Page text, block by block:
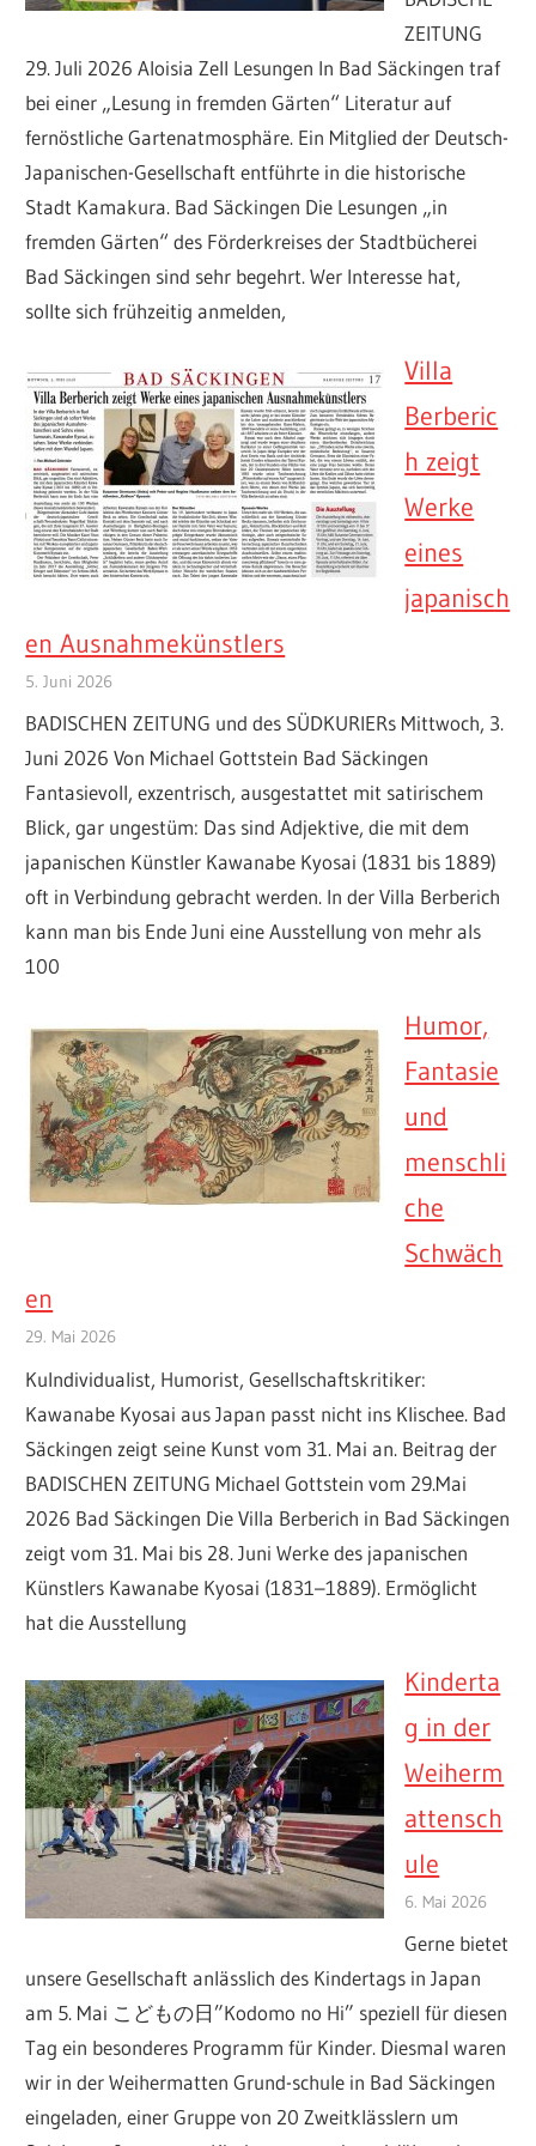
Nagai
ZEITUNG
29. Juli 2026 Aloisia Zell Lesungen In Bad Säckingen traf
bei einer „Lesung in fremden Gärten“ Literatur auf
fernöstliche Gartenatmosphäre. Ein Mitglied der Deutsch-
Japanischen-Gesellschaft entführte in die historische
Stadt Kamakura. Bad Säckingen Die Lesungen „in
fremden Gärten“ des Förderkreises der Stadtbücherei
Bad Säckingen sind sehr begehrt. Wer Interesse hat,
sollte sich frühzeitig anmelden,
Villa
Berberic
h zeigt
Werke
eines
japanisch
en Ausnahmekünstlers
5. Juni 2026
BADISCHEN ZEITUNG und des SÜDKURIERs Mittwoch, 3.
Juni 2026 Von Michael Gottstein Bad Säckingen
Fantasievoll, exzentrisch, ausgestattet mit satirischem
Blick, gar ungestüm: Das sind Adjektive, die mit dem
japanischen Künstler Kawanabe Kyosai (1831 bis 1889)
oft in Verbindung gebracht werden. In der Villa Berberich
kann man bis Ende Juni eine Ausstellung von mehr als
100
Humor,
Fantasie
und
menschli
che
Schwäch
en
29. Mai 2026
KuIndividualist, Humorist, Gesellschaftskritiker:
Kawanabe Kyosai aus Japan passt nicht ins Klischee. Bad
Säckingen zeigt seine Kunst vom 31. Mai an. Beitrag der
BADISCHEN ZEITUNG Michael Gottstein vom 29.Mai
2026 Bad Säckingen Die Villa Berberich in Bad Säckingen
zeigt vom 31. Mai bis 28. Juni Werke des japanischen
Künstlers Kawanabe Kyosai (1831–1889). Ermöglicht
hat die Ausstellung
Kinderta
g in der
Weiherm
attensch
ule
6. Mai 2026
Gerne bietet
unsere Gesellschaft anlässlich des Kindertags in Japan
am 5. Mai こどもの日”Kodomo no Hi” speziell für diesen
Tag ein besonderes Programm für Kinder. Diesmal waren
wir in der Weihermatten Grund-schule in Bad Säckingen
eingeladen, einer Gruppe von 20 Zweitklässlern um